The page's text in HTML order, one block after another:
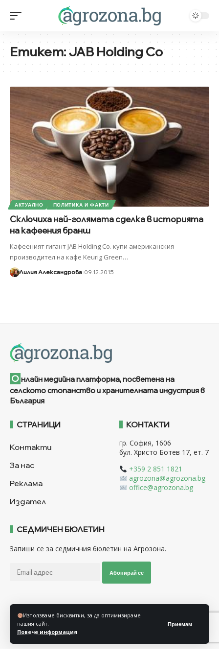
Използваме бисквитки, за да оптимизираме
нашия сайт.
Повече информация
Приемам
Етикет:JAB Holding Co
АКТУАЛНО ПОЛИТИКА И ФАКТИ
Сключиха най-голямата сделка в историята
на кафеения бранш
Кафееният гигант JAB Holding Co. купи американския
производител на кафе Keurig Green…
Лилия Александрова 09.12.2015
О нлайн медийна платформа, посветена на
селското стопанство и хранителната индустрия в
България
СТРАНИЦИ
Контакти
За нас
Реклама
Издател
КОНТАКТИ
гр. София, 1606
бул. Христо Ботев 17, ет. 7
+359 2 851 1821
agrozona@agrozona.bg
office@agrozona.bg
СЕДМИЧЕН БЮЛЕТИН
Запиши се за седмичния бюлетин на Агрозона.
Абонирай се
Последвайте ни